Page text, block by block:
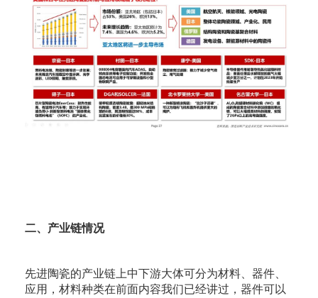
二、产业链情况
先进陶瓷的产业链上中下游大体可分为材料、器件、
应用，材料种类在前面内容我们已经讲过，器件可以